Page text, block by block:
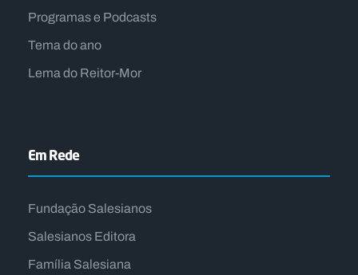
Programas e Podcasts
Tema do ano
Lema do Reitor-Mor
Em Rede
Fundação Salesianos
Salesianos Editora
Família Salesiana